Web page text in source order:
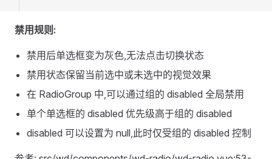
禁用规则:
禁用后单选框变为灰色,无法点击切换状态
禁用状态保留当前选中或未选中的视觉效果
在 RadioGroup 中,可以通过组的 disabled 全局禁用
单个单选框的 disabled 优先级高于组的 disabled
disabled 可以设置为 null,此时仅受组的 disabled 控制